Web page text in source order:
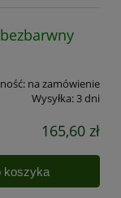
na zamówienie
Wysyłka:3 dni
165,60 zł
koszyka